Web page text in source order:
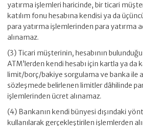
yatırma işlemleri haricinde, bir ticari
katılım fonu hesabına kendisi ya da
para yatırma işlemlerinden para yatırma
alınamaz.
(3) Ticari müşterinin, hesabının
ATM’lerden kendi hesabı için kartla ya da
limit/borç/bakiye sorgulama ve banka ile
sözleşmede belirlenen limitler dâhilinde
işlemlerinden ücret alınamaz.
(4) Bankanın kendi bünyesi dışındaki
kullanılarak gerçekleştirilen işlemlerden